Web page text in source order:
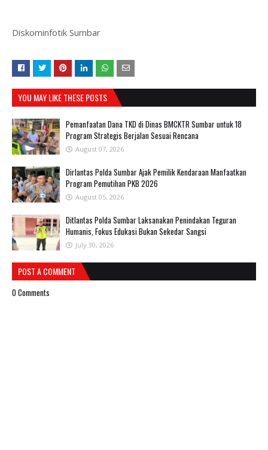
Diskominfotik Sumbar
YOU MAY LIKE THESE POSTS
Pemanfaatan Dana TKD di Dinas BMCKTR Sumbar untuk 18
Program Strategis Berjalan Sesuai Rencana
August 07, 2026
Dirlantas Polda Sumbar Ajak Pemilik Kendaraan Manfaatkan
Program Pemutihan PKB 2026
August 05, 2026
Ditlantas Polda Sumbar Laksanakan Penindakan Teguran
Humanis, Fokus Edukasi Bukan Sekedar Sangsi
July 30, 2026
POST A COMMENT
0 Comments